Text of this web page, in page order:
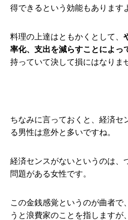
得できるという効能もあります
料理の上達はともかくとして、
率化、支出を減らすことによっ
持っていて決して損にはなりま
ちなみに言っておくと、経済セ
る男性は意外と多いですね。
経済センスがないというのは、
問題がある女性です。
この金銭感覚というのが曲者で
うと浪費家のことを指しますが